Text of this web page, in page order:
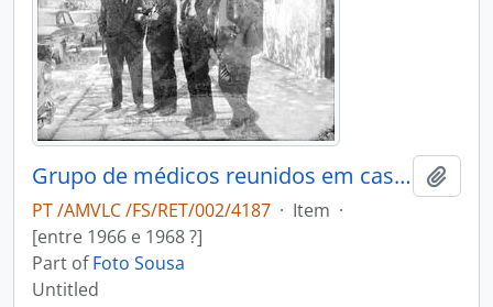
Grupo de médicos reunidos em casa do Dr. António Duarte Teixeira da Silva
PT /AMVLC /FS/RET/002/4187 · Item ·
[entre 1966 e 1968 ?]
Part ofFoto Sousa
Untitled